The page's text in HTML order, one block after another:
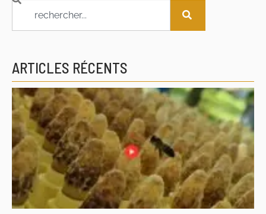
ARTICLES RÉCENTS